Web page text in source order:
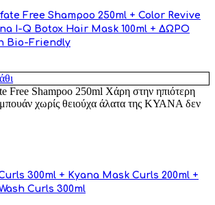
Free Shampoo 250ml + Color Revive
I-Q Botox Hair Mask 100ml + ΔΩΡΟ
Bio-Friendly
Free Shampoo 250ml Χάρη στην ηπιότερη
χωρίς θειούχα άλατα της ΚΥΑΝΑ δεν
300ml + Kyana Mask Curls 200ml +
Curls 300ml